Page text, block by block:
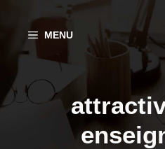
contenu
MENU